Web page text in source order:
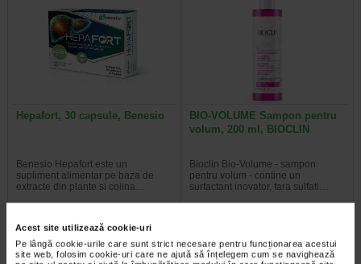
Acest site utilizează cookie-uri
Pe lângă cookie-urile care sunt strict necesare pentru funcționarea acestui
site web, folosim cookie-uri care ne ajută să înțelegem cum se navighează
Hepafort, 30 capsule, Benesio
Benesio Hepafort este un
supliment alimentar pe baza de
extracte din plante si colina…
BIO-VOLUME Sampon pentru
volum, 200 ml, BIOCLIN
Bioclin Bio-Volume - sampon
pentru volum - contine un
surfactant inovator, fara sulfati…